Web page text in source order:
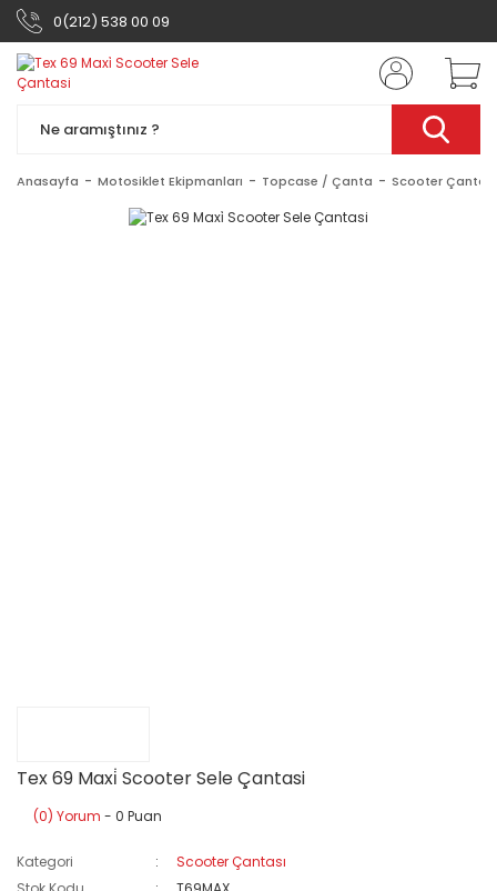
0(212) 538 00 09
Anasayfa Motosiklet Ekipmanları Topcase / Çanta Scooter Çantası
Tex 69 Maxi̇ Scooter Sele Çantasi
(0) Yorum - 0 Puan
Kategori
Scooter Çantası